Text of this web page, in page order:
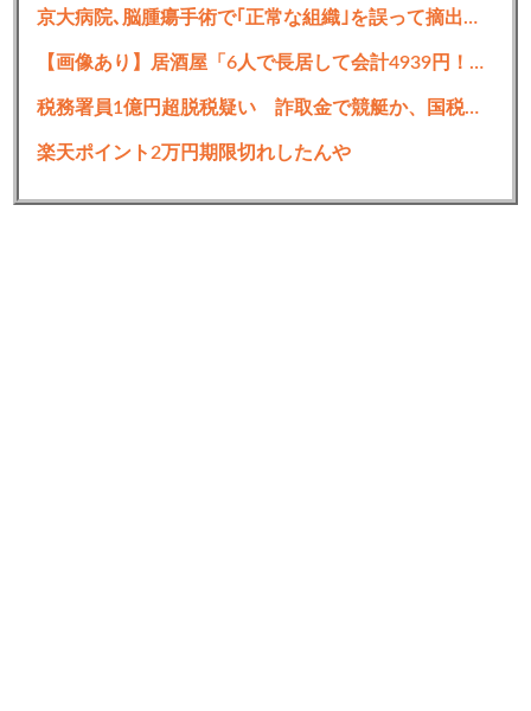
京大病院､脳腫瘍手術で｢正常な組織｣を誤って摘出する手術ミス 通常の生活送っていた患者が自発呼吸不能の重篤状態に
【画像あり】居酒屋「6人で長居して会計4939円！喋りたいだけなら公園に行ってくれ（怒」
税務署員1億円超脱税疑い 詐取金で競艇か、国税当局
楽天ポイント2万円期限切れしたんや